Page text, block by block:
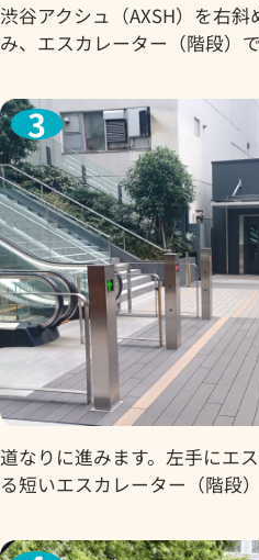
渋谷アクシュ（AXSH）を右
み、エスカレーター（階段）
道なりに進みます。左手にエ
る短いエスカレーター（階段